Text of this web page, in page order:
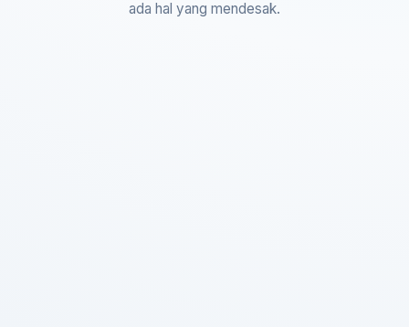
ada hal yang mendesak.